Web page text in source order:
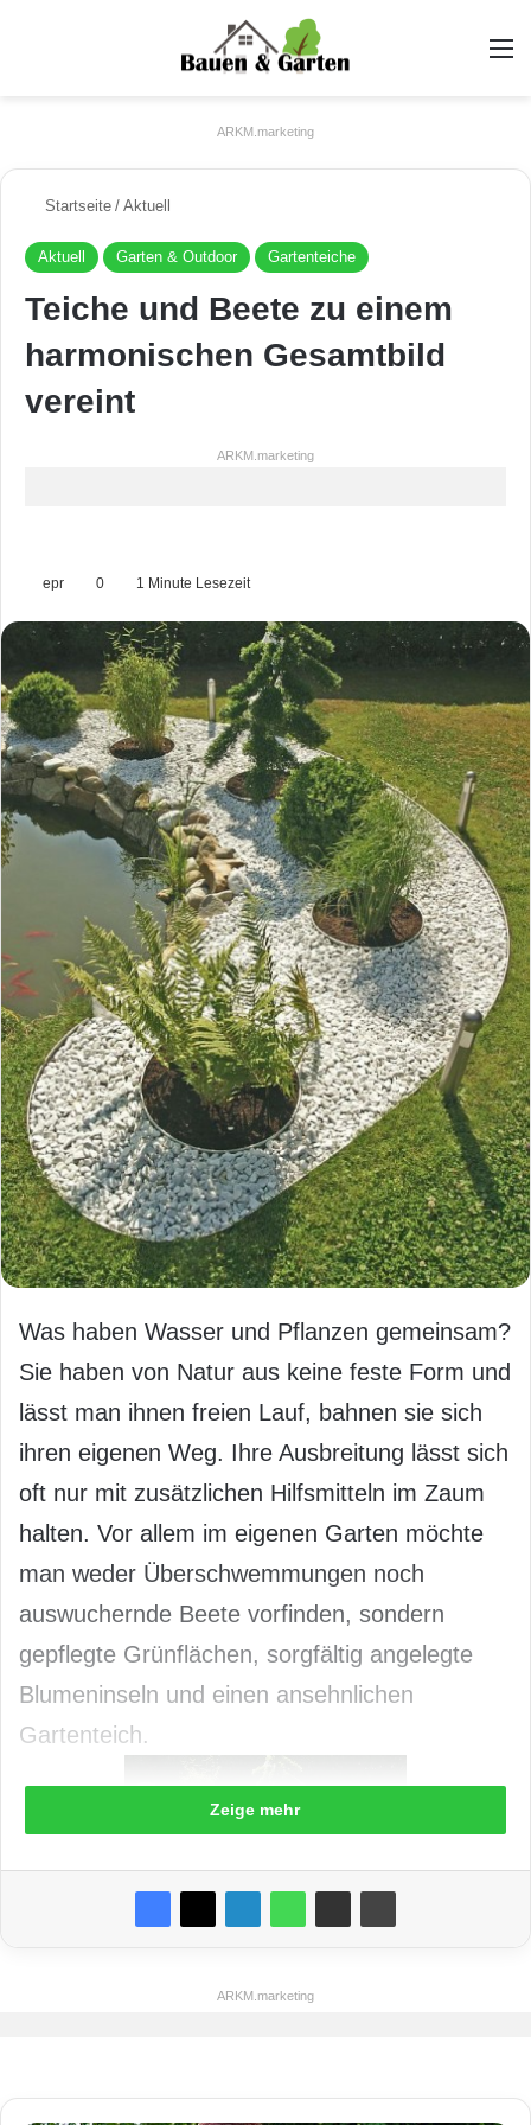
ARKM.marketing
Startseite / Aktuell
Aktuell Garten & Outdoor Gartenteiche
Teiche und Beete zu einem
harmonischen Gesamtbild
vereint
ARKM.marketing
epr 0 1 Minute Lesezeit
Was haben Wasser und Pflanzen gemeinsam?
Sie haben von Natur aus keine feste Form und
lässt man ihnen freien Lauf, bahnen sie sich
ihren eigenen Weg. Ihre Ausbreitung lässt sich
oft nur mit zusätzlichen Hilfsmitteln im Zaum
halten. Vor allem im eigenen Garten möchte
man weder Überschwemmungen noch
auswuchernde Beete vorfinden, sondern
gepflegte Grünflächen, sorgfältig angelegte
Blumeninseln und einen ansehnlichen
Gartenteich.
Zeige mehr
ARKM.marketing